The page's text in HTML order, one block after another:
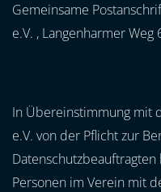
Gemeinsame
e.V. , Langenharmer
In Übereinstimmung mit
e.V. von der Pflicht zur
Personen im Verein mit